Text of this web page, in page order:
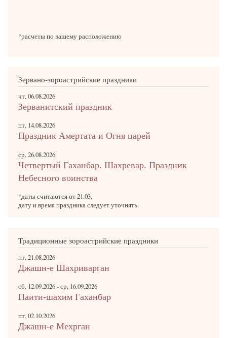
*расчеты по вашему расположению
Зервано-зороастрийские праздники
чт, 06.08.2026
Зерванитский праздник
пт, 14.08.2026
Праздник Амертата и Огня царей
ср, 26.08.2026
Четвертый Гаханбар. Шахревар. Праздник
Небесного воинства
*даты считаются от 21.03,
дату и время праздника следует уточнять.
Традиционные зороастрийские праздники
пт, 21.08.2026
Джашн-е Шахриварган
сб, 12.09.2026-ср, 16.09.2026
Паити-шахим Гаханбар
пт, 02.10.2026
Джашн-е Мехрган